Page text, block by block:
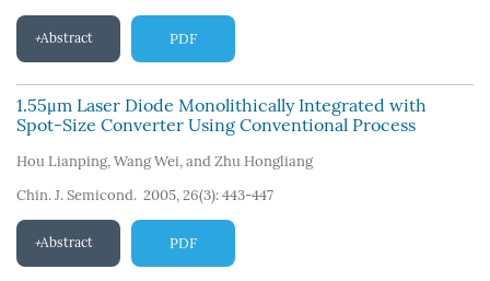
Abstract PDF
1.55μm Laser Diode Monolithically Integrated with
Spot-Size Converter Using Conventional Process
Hou Lianping, Wang Wei, and Zhu Hongliang
Chin. J. Semicond. 2005, 26(3): 443-447
Abstract PDF